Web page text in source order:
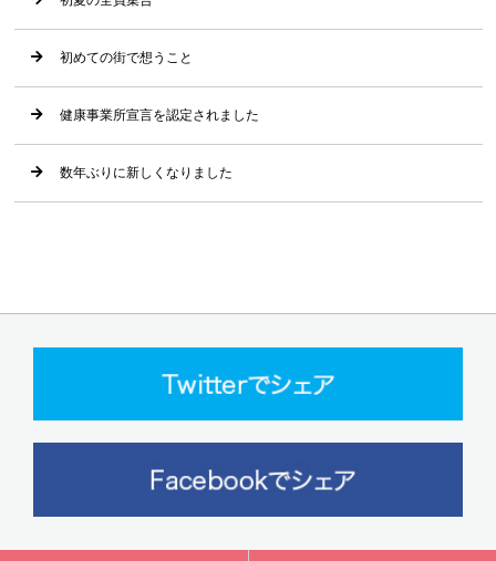
初めての街で想うこと
健康事業所宣言を認定されました
数年ぶりに新しくなりました